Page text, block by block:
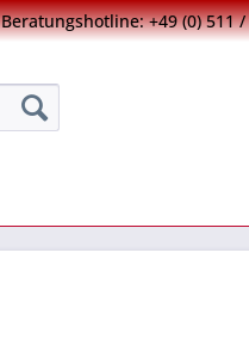
Beratungshotline: +49 (0) 511 /